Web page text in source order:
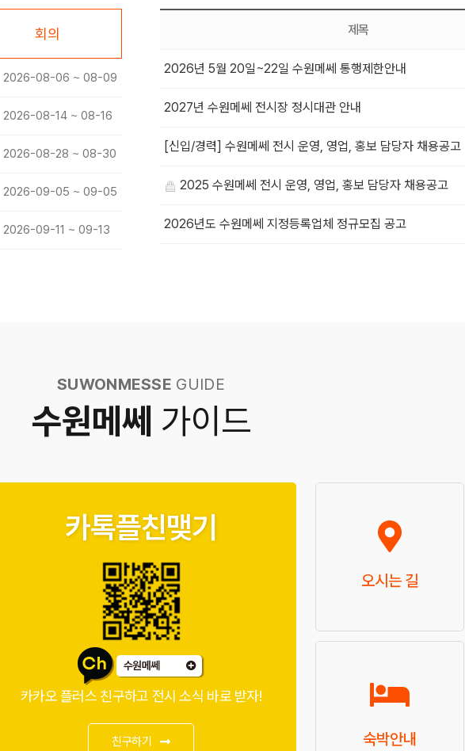
회의
2026-08-06 ~ 08-09
2026-08-14 ~ 08-16
2026-08-28 ~ 08-30
2026-09-05 ~ 09-05
2026-09-11 ~ 09-13
제목
2026년 5월 20일~22일 수원메쎄 통행제한안내
2027년 수원메쎄 전시장 정시대관 안내
[신입/경력] 수원메쎄 전시 운영, 영업, 홍보 담당자 채용공고
2025 수원메쎄 전시 운영, 영업, 홍보 담당자 채용공고
2026년도 수원메쎄 지정등록업체 정규모집 공고
SUWONMESSE GUIDE
수원메쎄 가이드
카톡플친맺기
카카오 플러스 친구하고 전시 소식 바로 받자!
친구하기
오시는 길
숙박안내